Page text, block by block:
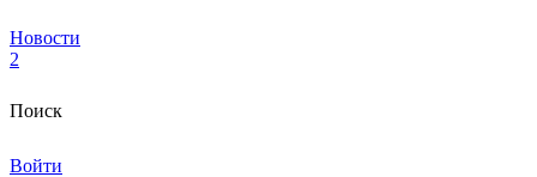
Новости
2
Поиск
Войти